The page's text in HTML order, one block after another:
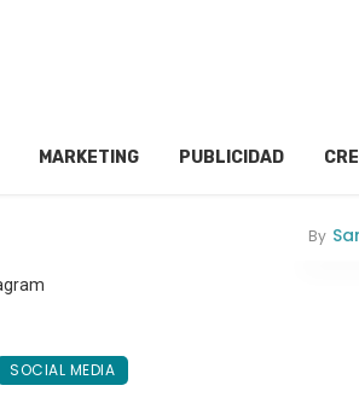
MARKETING PUBLICIDAD
By
SOCIAL MEDIA